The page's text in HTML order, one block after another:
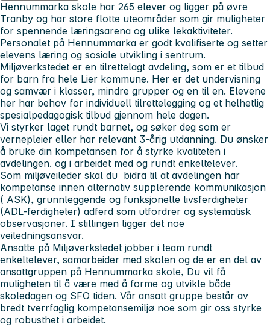
Hennummarka skole har 265 elever og ligger på øvre
Tranby og har store flotte uteområder som gir muligheter
for spennende læringsarena og ulike lekaktiviteter.
Personalet på Hennummarka er godt kvalifiserte og setter
elevens læring og sosiale utvikling i sentrum.
Miljøverkstedet er en tilrettelagt avdeling, som er et tilbud
for barn fra hele Lier kommune. Her er det undervisning
og samvær i klasser, mindre grupper og en til en. Elevene
her har behov for individuell tilrettelegging og et helhetlig
spesialpedagogisk tilbud gjennom hele dagen.
Vi styrker laget rundt barnet, og søker deg som er
vernepleier eller har relevant 3-årig utdanning. Du ønsker
å bruke din kompetansen for å styrke kvaliteten i
avdelingen. og i arbeidet med og rundt enkeltelever.
Som miljøveileder skal du bidra til at avdelingen har
kompetanse innen alternativ supplerende kommunikasjon
( ASK), grunnleggende og funksjonelle livsferdigheter
(ADL-ferdigheter) adferd som utfordrer og systematisk
observasjoner. I stillingen ligger det noe
veiledningsansvar.
Ansatte på Miljøverkstedet jobber i team rundt
enkeltelever, samarbeider med skolen og de er en del av
ansattgruppen på Hennummarka skole, Du vil få
muligheten til å være med å forme og utvikle både
skoledagen og SFO tiden. Vår ansatt gruppe består av
bredt tverrfaglig kompetansemiljø noe som gir oss styrke
og robusthet i arbeidet.